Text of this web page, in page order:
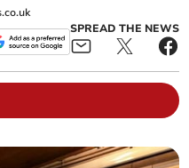
SPREAD THE NEWS